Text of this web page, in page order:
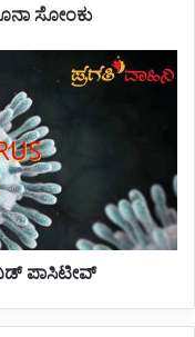
ಸೋಂಕು
ಪಾಸಿಟೀವ್